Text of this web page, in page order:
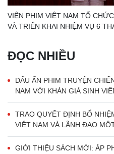
VIỆN PHIM VIỆT NAM TỔ
VÀ TRIỂN KHAI NHIỆM VỤ 6
ĐỌC NHIỀU
DẤU ẤN PHIM TRUYỆN
NAM VỚI KHÁN GIẢ SINH
TRAO QUYẾT ĐỊNH BỔ
VIỆT NAM VÀ LÃNH ĐẠO
GIỚI THIỆU SÁCH MỚI: ÁP